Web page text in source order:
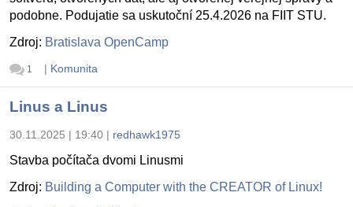
podobne. Podujatie sa uskutoční 25.4.2026 na FIIT STU.
Zdroj: Bratislava OpenCamp
1 | Komunita
Linus a Linus
30.11.2025 | 19:40 | redhawk1975
Stavba počítača dvomi Linusmi
Zdroj: Building a Computer with the CREATOR of Linux!